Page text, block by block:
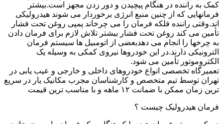
کمک به راننده در هنگام پیچیدن و دور زدن مجهز است.بیشتر
فرمانهایی که از چنین منبع انرژی برخوردار می شوند هیدرولیکی
اند.وقتی راننده فلکه فرمان را می چرخاند پمپی روغن تحت فشار
تأمین می کند روغن تحت فشار بیشتر تلاش لازم برای فرمان دادن
به چرخها را انجام می دهدبعضی از اتومبیل ها سیستم فرمان
الترونیکی دارند.در این خودروها نیروی کمکی به وسیله یک
الکتروموتور تأمین می شود.
تعمیرگاه تخصصی انواع خودروهای داخلی و خارجی و عیب یابی در
تهران توسط تیم متخصص و کارشناسان مجرب مکانیک یار در سریع
ترین زمان ممکن با ضمانت ۱۲ ماهه و با مناسب ترین قیمت
فرمان هیدرولیک چیست ؟